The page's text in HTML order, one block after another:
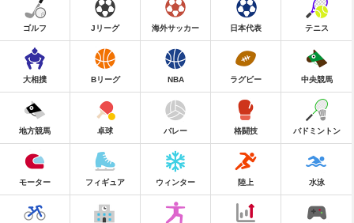
ゴルフ Jリーグ 海外サッカー 日本代表 テニス
大相撲 Bリーグ NBA ラグビー 中央競馬
地方競馬 卓球 バレー 格闘技 バドミントン
モーター フィギュア ウィンター 陸上 水泳